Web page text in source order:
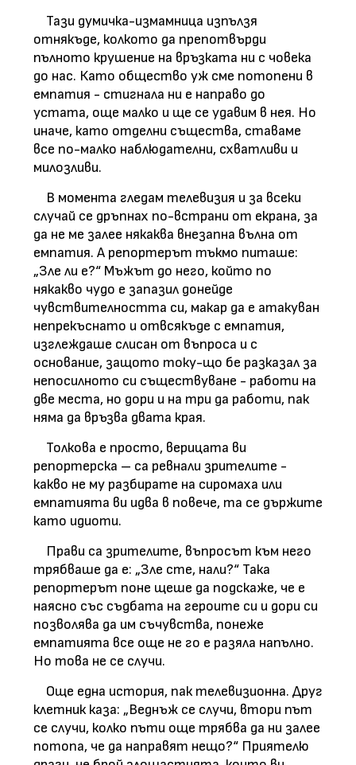
Тази думичка-измамница изпълзя
отнякъде, колкото да препотвърди
пълното крушение на връзката ни с човека
до нас. Като общество уж сме потопени в
емпатия - стигнала ни е направо до
устата, още малко и ще се удавим в нея. Но
иначе, като отделни същества, ставаме
все по-малко наблюдателни, схватливи и
милозливи.
В момента гледам телевизия и за всеки
случай се дръпнах по-встрани от екрана, за
да не ме залее някаква внезапна вълна от
емпатия. А репортерът тъкмо питаше:
„Зле ли е?“ Мъжът до него, който по
някакво чудо е запазил донейде
чувствителността си, макар да е атакуван
непрекъснато и отвсякъде с емпатия,
изглеждаше слисан от въпроса и с
основание, защото току-що бе разказал за
непосилното си съществуване - работи на
две места, но дори и на три да работи, пак
няма да връзва двата края.
Толкова е просто, верицата ви
репортерска – са ревнали зрителите -
какво не му разбирате на сиромаха или
емпатията ви идва в повече, та се държите
като идиоти.
Прави са зрителите, въпросът към него
трябваше да е: „Зле сте, нали?“ Така
репортерът поне щеше да подскаже, че е
наясно със съдбата на героите си и дори си
позволява да им съчувства, понеже
емпатията все още не го е разяла напълно.
Но това не се случи.
Още една история, пак телевизионна. Друг
клетник каза: „Веднъж се случи, втори път
се случи, колко пъти още трябва да ни залее
потопа, че да направят нещо?“ Приятелю